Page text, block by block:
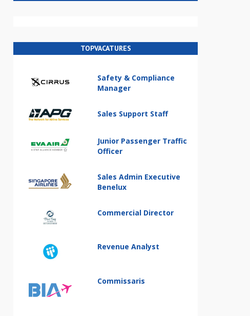
TOPVACATURES
Safety & Compliance
Manager
Sales Support Staff
Junior Passenger Traffic
Officer
Sales Admin Executive
Benelux
Commercial Director
Revenue Analyst
Commissaris